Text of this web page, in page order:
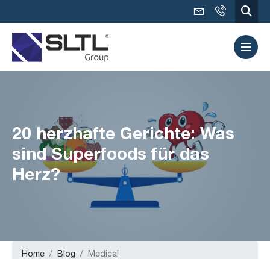
20 herzhafte Gerichte: Was
sind Superfoods für das
Herz?
Home Blog Medical